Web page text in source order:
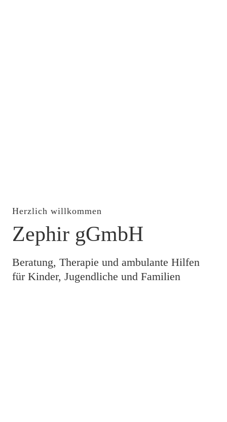
Herzlich willkommen
Zephir gGmbH
Beratung, Therapie und ambulante Hilfen
für Kinder, Jugendliche und Familien